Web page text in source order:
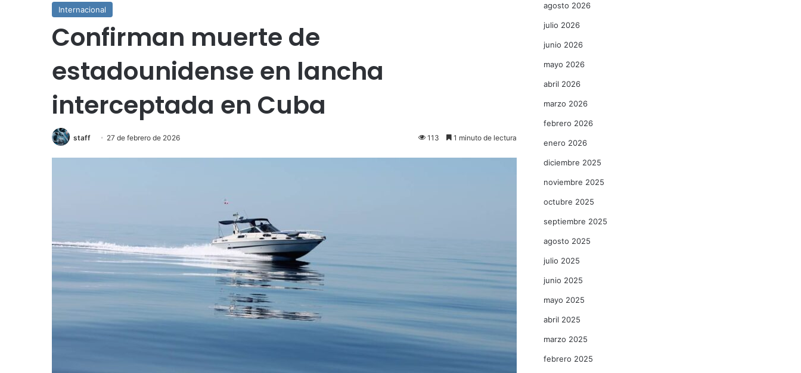
Internacional
Confirman muerte de
estadounidense en lancha
interceptada en Cuba
staff 27 de febrero de 2026 113 1 minuto de lectura
agosto 2026
julio 2026
junio 2026
mayo 2026
abril 2026
marzo 2026
febrero 2026
enero 2026
diciembre 2025
noviembre 2025
octubre 2025
septiembre 2025
agosto 2025
julio 2025
junio 2025
mayo 2025
abril 2025
marzo 2025
febrero 2025